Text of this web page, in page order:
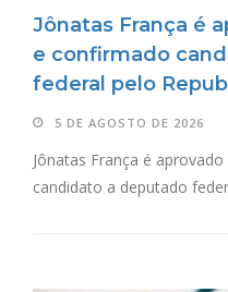
Jônatas França é
e confirmado
federal pelo
5 DE AGOSTO DE 2026
Jônatas França é
candidato a deputado